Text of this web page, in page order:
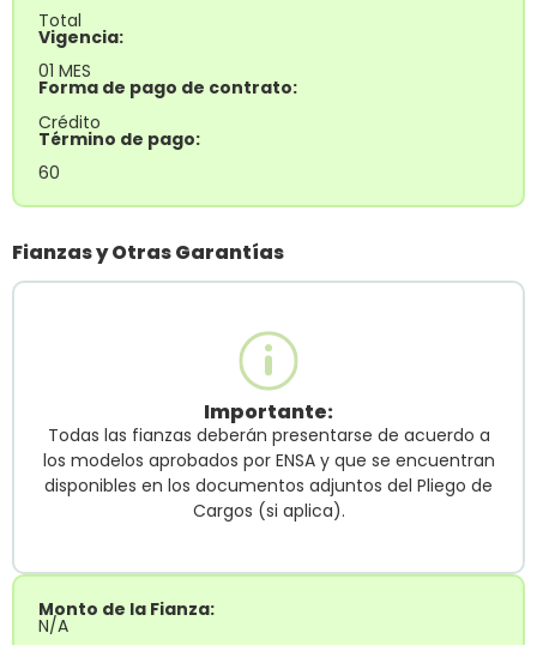
Total
Vigencia:
01 MES
Forma de pago de contrato:
Crédito
Término de pago:
60
Fianzas y Otras Garantías
Importante:
Todas las fianzas deberán presentarse de acuerdo a
los modelos aprobados por ENSA y que se encuentran
disponibles en los documentos adjuntos del Pliego de
Cargos (si aplica).
Monto de la Fianza:
N/A